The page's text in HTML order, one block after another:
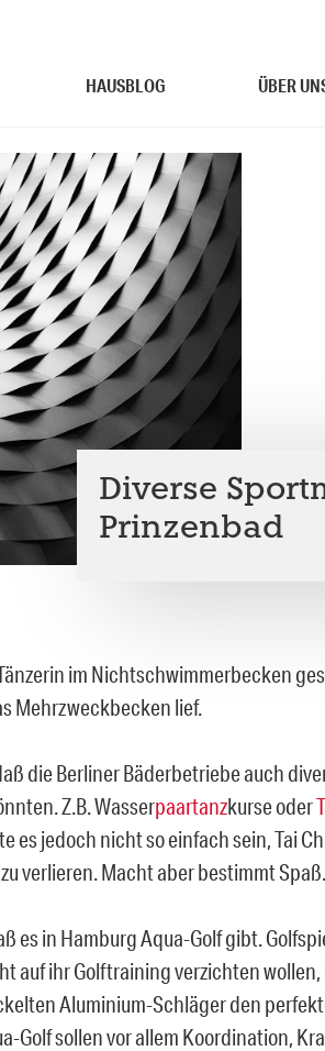
HAUSBLOG ÜBER
Diverse
Prinzenbad
im Nichtschwimmerbecken
Mehrzweckbecken lief.
die Berliner Bäderbetriebe auch
Z.B. Wasserpaartanzkurse oder
es jedoch nicht so einfach sein, Tai
verlieren. Macht aber bestimmt Spaß.
es in Hamburg Aqua-Golf gibt.
auf ihr Golftraining verzichten
Aluminium-Schläger den
Golf sollen vor allem Koordination,